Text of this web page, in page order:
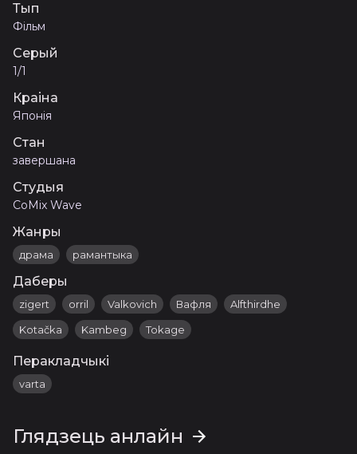
Тып
Фільм
Серый
1/1
Краіна
Японія
Стан
завершана
Студыя
CoMix Wave
Жанры
драма рамантыка
Даберы
zigert orril Valkovich Вафля
Alfthirdhe
Kotačka
Kambeg Tokage
Перакладчыкі
varta
Глядзець анлайн